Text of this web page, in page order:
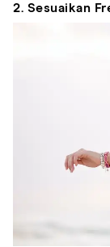
2. Sesuaikan